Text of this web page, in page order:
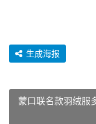
生成海报
蒙口联名款羽绒服